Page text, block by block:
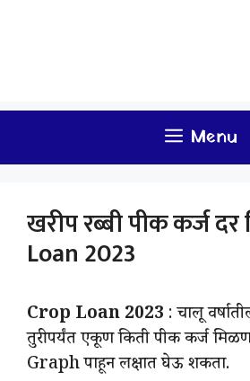
Menu
खरीप रब्बी पीक कर्ज दर
Loan 2023
Crop Loan 2023 : चालू
तुरीपर्यंत एकूण किती पीक कर्ज
Graph पाहून लक्षात घेऊ शकता.